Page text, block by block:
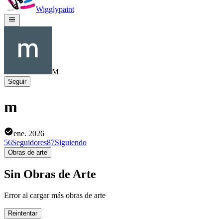
Wigglypaint
M
Seguir
m
ene. 2026
56Seguidores87Siguiendo
Obras de arte
Sin Obras de Arte
Error al cargar más obras de arte
Reintentar